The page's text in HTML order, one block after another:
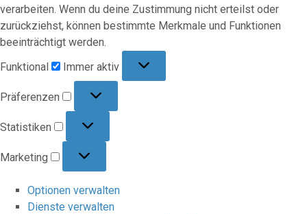
verarbeiten. Wenn du deine Zustimmung nicht erteilst oder
zurückziehst, können bestimmte Merkmale und Funktionen
beeinträchtigt werden.
Funktional
Immer aktiv
Präferenzen
Statistiken
Marketing
Optionen verwalten
Dienste verwalten